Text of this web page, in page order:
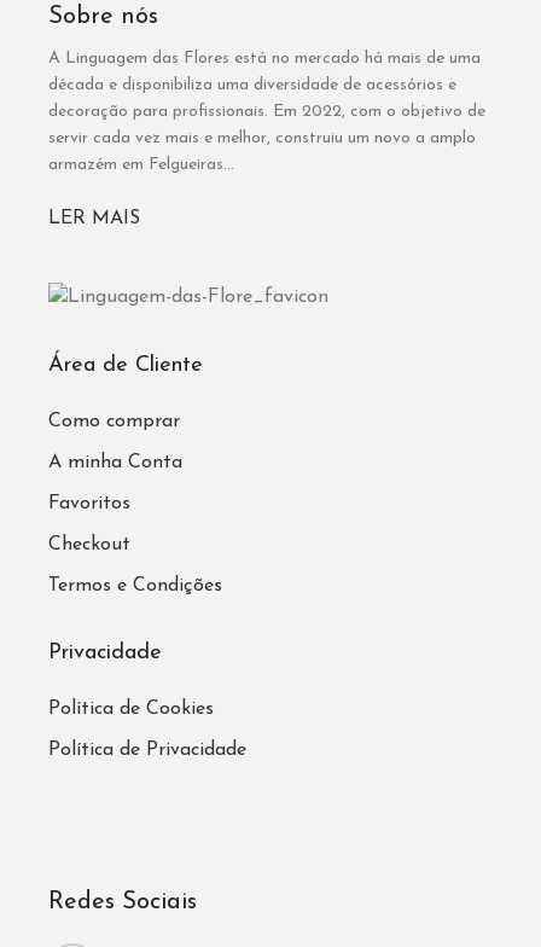
Sobre nós
A Linguagem das Flores está no mercado há mais de uma
década e disponibiliza uma diversidade de acessórios e
decoração para profissionais. Em 2022, com o objetivo de
servir cada vez mais e melhor, construiu um novo a amplo
armazém em Felgueiras...
LER MAIS
Área de Cliente
Como comprar
A minha Conta
Favoritos
Checkout
Termos e Condições
Privacidade
Política de Cookies
Política de Privacidade
Redes Sociais